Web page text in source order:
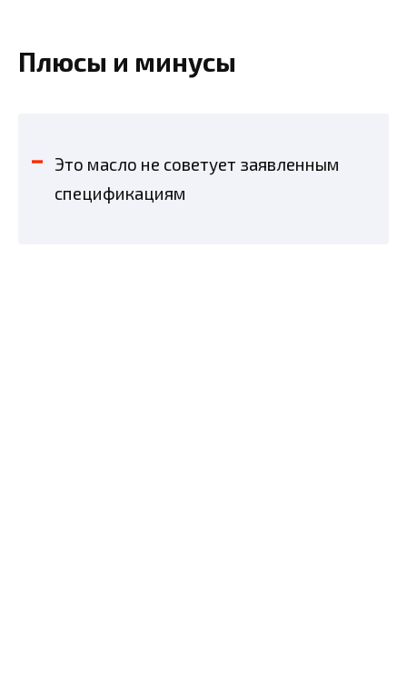
Плюсы и минусы
Это масло не советует заявленным
спецификациям